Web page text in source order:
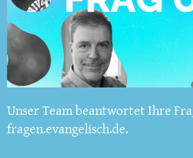
Unser Team beantwortet Ihre
fragen.evangelisch.de.